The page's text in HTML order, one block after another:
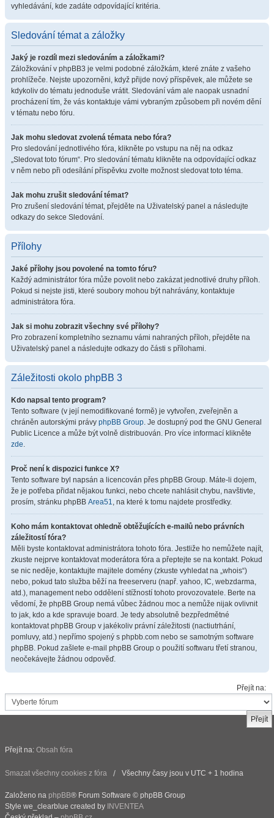
vyhledávání, kde zadáte odpovídající kritéria.
Sledování témat a záložky
Jaký je rozdíl mezi sledováním a záložkami?
Záložkování v phpBB3 je velmi podobné záložkám, které znáte z vašeho
prohlížeče. Nejste upozorněni, když přijde nový příspěvek, ale můžete se
kdykoliv do tématu jednoduše vrátit. Sledování vám ale naopak usnadní
procházení tím, že vás kontaktuje vámi vybraným způsobem při novém dění
v tématu nebo fóru.
Jak mohu sledovat zvolená témata nebo fóra?
Pro sledování jednotlivého fóra, klikněte po vstupu na něj na odkaz
„Sledovat toto fórum“. Pro sledování tématu klikněte na odpovídající odkaz
v něm nebo při odesílání příspěvku zvolte možnost sledovat toto téma.
Jak mohu zrušit sledování témat?
Pro zrušení sledování témat, přejděte na Uživatelský panel a následujte
odkazy do sekce Sledování.
Přílohy
Jaké přílohy jsou povolené na tomto fóru?
Každý administrátor fóra může povolit nebo zakázat jednotlivé druhy příloh.
Pokud si nejste jisti, které soubory mohou být nahrávány, kontaktuje
administrátora fóra.
Jak si mohu zobrazit všechny své přílohy?
Pro zobrazení kompletního seznamu vámi nahraných příloh, přejděte na
Uživatelský panel a následujte odkazy do části s přílohami.
Záležitosti okolo phpBB 3
Kdo napsal tento program?
Tento software (v její nemodifikované formě) je vytvořen, zveřejněn a
chráněn autorskými právy phpBB Group. Je dostupný pod the GNU General
Public Licence a může být volně distribuován. Pro více informací klikněte
zde.
Proč není k dispozici funkce X?
Tento software byl napsán a licencován přes phpBB Group. Máte-li dojem,
že je potřeba přidat nějakou funkci, nebo chcete nahlásit chybu, navštivte,
prosím, stránku phpBB Area51, na které k tomu najdete prostředky.
Koho mám kontaktovat ohledně obtěžujících e-mailů nebo právních
záležitostí fóra?
Měli byste kontaktovat administrátora tohoto fóra. Jestliže ho nemůžete najít,
zkuste nejprve kontaktovat moderátora fóra a přeptejte se na kontakt. Pokud
se nic neděje, kontaktujte majitele domény (zkuste vyhledat na „whois“)
nebo, pokud tato služba běží na freeserveru (např. yahoo, IC, webzdarma,
atd.), management nebo oddělení stížností tohoto provozovatele. Berte na
vědomí, že phpBB Group nemá vůbec žádnou moc a nemůže nijak ovlivnit
to jak, kdo a kde spravuje board. Je tedy absolutně bezpředmětné
kontaktovat phpBB Group v jakékoliv právní záležitosti (nactiutrhání,
pomluvy, atd.) nepřímo spojený s phpbb.com nebo se samotným software
phpBB. Pokud zašlete e-mail phpBB Group o použití softwaru třetí stranou,
neočekávejte žádnou odpověď.
Přejít na:
Přejít na: Obsah fóra
Smazat všechny cookies z fóra Všechny časy jsou v UTC + 1 hodina
Založeno na phpBB® Forum Software © phpBB Group
Style we_clearblue created by INVENTEA